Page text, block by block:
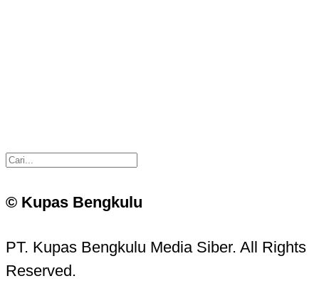
© Kupas Bengkulu
PT. Kupas Bengkulu Media Siber. All Rights
Reserved.